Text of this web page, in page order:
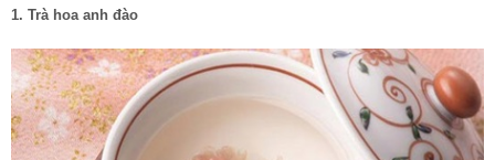
1. Trà hoa anh đào